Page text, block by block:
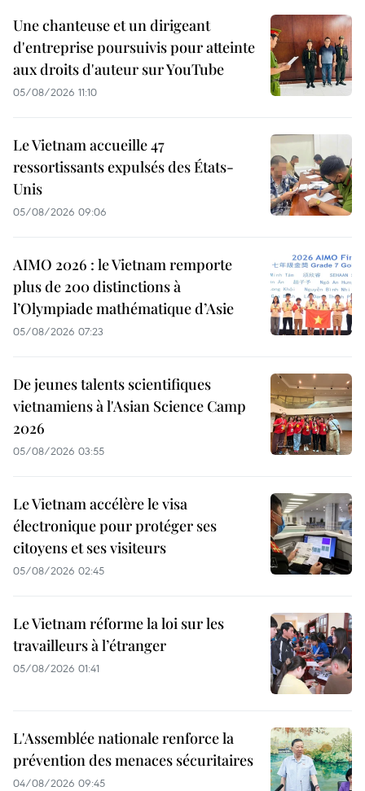
Une chanteuse et un dirigeant
d'entreprise poursuivis pour atteinte
aux droits d'auteur sur YouTube
05/08/2026 11:10
Le Vietnam accueille 47
ressortissants expulsés des États-
Unis
05/08/2026 09:06
AIMO 2026 : le Vietnam remporte
plus de 200 distinctions à
l’Olympiade mathématique d’Asie
05/08/2026 07:23
De jeunes talents scientifiques
vietnamiens à l'Asian Science Camp
2026
05/08/2026 03:55
Le Vietnam accélère le visa
électronique pour protéger ses
citoyens et ses visiteurs
05/08/2026 02:45
Le Vietnam réforme la loi sur les
travailleurs à l’étranger
05/08/2026 01:41
L'Assemblée nationale renforce la
prévention des menaces sécuritaires
04/08/2026 09:45